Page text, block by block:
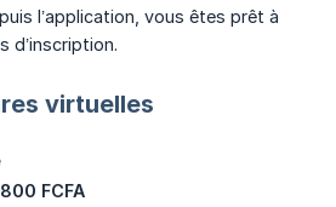
l’application, vous êtes prêt à
d’inscription.
virtuelles
FCFA